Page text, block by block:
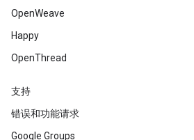
OpenWeave
Happy
OpenThread
支持
错误和功能请求
Google Groups